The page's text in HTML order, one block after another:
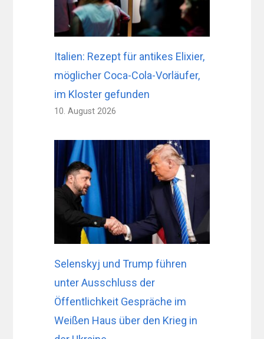
Italien: Rezept für antikes Elixier,
möglicher Coca-Cola-Vorläufer,
im Kloster gefunden
10. August 2026
Selenskyj und Trump führen
unter Ausschluss der
Öffentlichkeit Gespräche im
Weißen Haus über den Krieg in